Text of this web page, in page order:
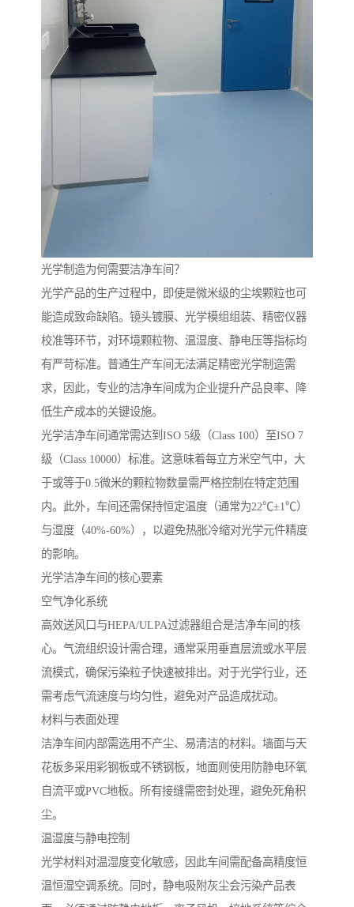
光学制造为何需要洁净车间？
光学产品的生产过程中，即使是微米级的尘埃颗粒也可
能造成致命缺陷。镜头镀膜、光学模组组装、精密仪器
校准等环节，对环境颗粒物、温湿度、静电压等指标均
有严苛标准。普通生产车间无法满足精密光学制造需
求，因此，专业的洁净车间成为企业提升产品良率、降
低生产成本的关键设施。
光学洁净车间通常需达到ISO 5级（Class 100）至ISO 7
级（Class 10000）标准。这意味着每立方米空气中，大
于或等于0.5微米的颗粒物数量需严格控制在特定范围
内。此外，车间还需保持恒定温度（通常为22℃±1℃）
与湿度（40%-60%），以避免热胀冷缩对光学元件精度
的影响。
光学洁净车间的核心要素
空气净化系统
高效送风口与HEPA/ULPA过滤器组合是洁净车间的核
心。气流组织设计需合理，通常采用垂直层流或水平层
流模式，确保污染粒子快速被排出。对于光学行业，还
需考虑气流速度与均匀性，避免对产品造成扰动。
材料与表面处理
洁净车间内部需选用不产尘、易清洁的材料。墙面与天
花板多采用彩钢板或不锈钢板，地面则使用防静电环氧
自流平或PVC地板。所有接缝需密封处理，避免死角积
尘。
温湿度与静电控制
光学材料对温湿度变化敏感，因此车间需配备高精度恒
温恒湿空调系统。同时，静电吸附灰尘会污染产品表